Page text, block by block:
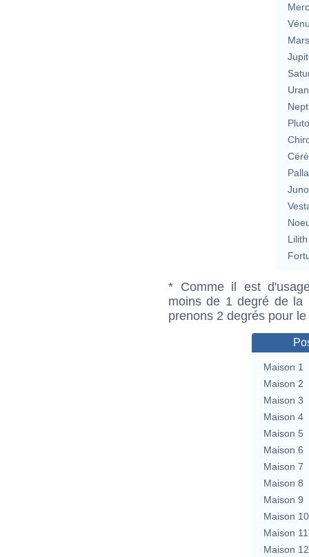
Mars
Lilith
* Comme il est
moins de 1 degré de la
prenons 2 degrés pour
Maison 1
Maison 2
Maison 3
Maison 4
Maison 5
Maison 6
Maison 7
Maison 8
Maison 9
Maison 10
Maison 11
Maison 12